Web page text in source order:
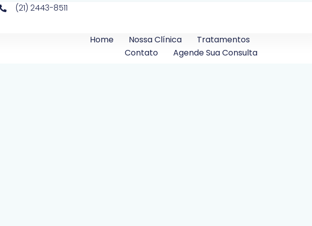
(21) 2443-8511
Home Nossa Clínica
Tratamentos
Contato
Agende Sua Consulta